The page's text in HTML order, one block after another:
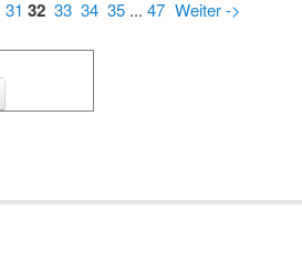
31 32 33 34 35 ... 47 Weiter ->